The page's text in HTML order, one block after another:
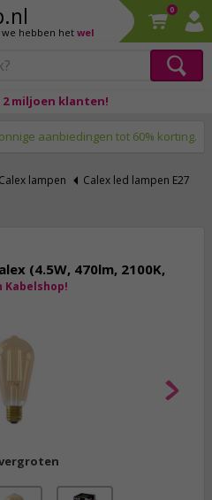
we hebben het wel
0
2 miljoen klanten!
aanbiedingen tot 60% korting.
Calex lampen
Calex led lampen E27
(4.5W, 470lm, 2100K,
Kabelshop!